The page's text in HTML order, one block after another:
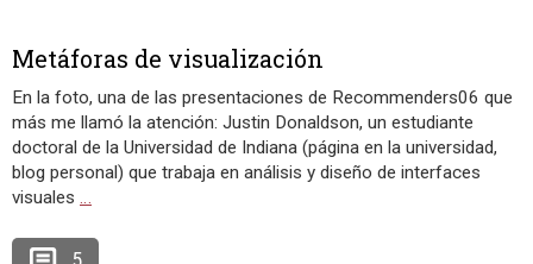
Metáforas de visualización
En la foto, una de las presentaciones de Recommenders06 que
más me llamó la atención: Justin Donaldson, un estudiante
doctoral de la Universidad de Indiana (página en la universidad,
blog personal) que trabaja en análisis y diseño de interfaces
visuales …